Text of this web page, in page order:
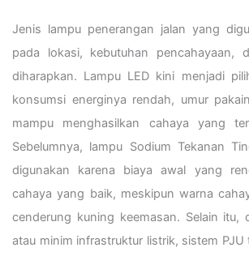
Jenis lampu penerangan jalan yang
pada lokasi, kebutuhan pencahayaan,
diharapkan. Lampu LED kini menjadi
konsumsi energinya rendah, umur
mampu menghasilkan cahaya yang
Sebelumnya, lampu Sodium Tekanan
digunakan karena biaya awal yang
cahaya yang baik, meskipun warna
cenderung kuning keemasan. Selain itu,
atau minim infrastruktur listrik, sistem PJU